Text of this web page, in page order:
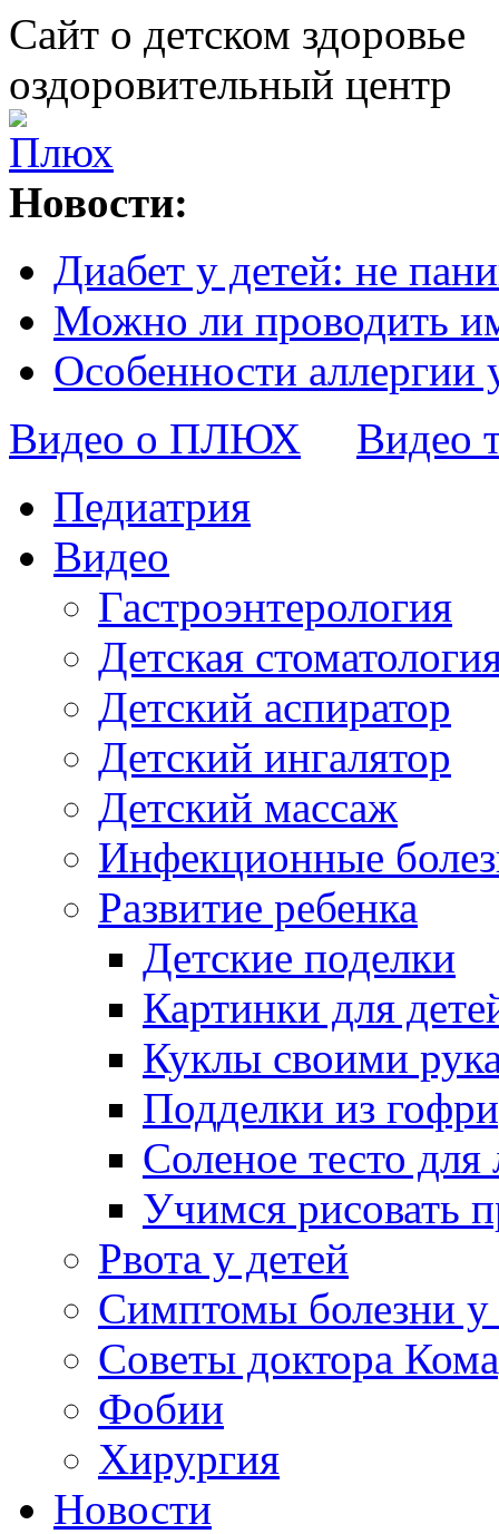
Сайт о детском здоровье
оздоровительный центр
Новости:
Диабет у детей: не
Можно ли проводить
Особенности аллергии
Видео о ПЛЮХ
Видео
Педиатрия
Видео
Гастроэнтерология
Детская
Детский аспиратор
Детский ингалятор
Детский массаж
Инфекционные
Развитие ребенка
Детские поделки
Картинки для
Куклы своими
Подделки из
Соленое тесто для
Учимся рисовать
Рвота у детей
Симптомы болезни у
Советы доктора
Фобии
Хирургия
Новости